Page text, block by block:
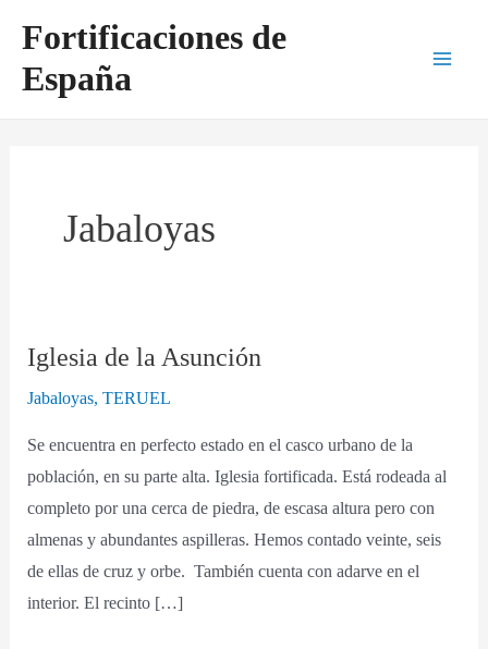
contenido
Fortificaciones de
España
Jabaloyas
Iglesia de la Asunción
Jabaloyas,TERUEL
Se encuentra en perfecto estado en el casco urbano de la
población, en su parte alta. Iglesia fortificada. Está rodeada al
completo por una cerca de piedra, de escasa altura pero con
almenas y abundantes aspilleras. Hemos contado veinte, seis
de ellas de cruz y orbe. También cuenta con adarve en el
interior. El recinto […]
Iglesia
Asunción